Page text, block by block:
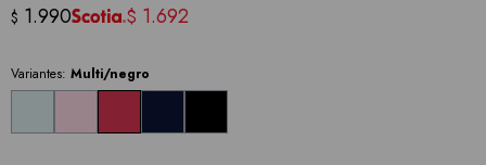
$ 1.990 $ 1.692
Variantes: Multi/negro